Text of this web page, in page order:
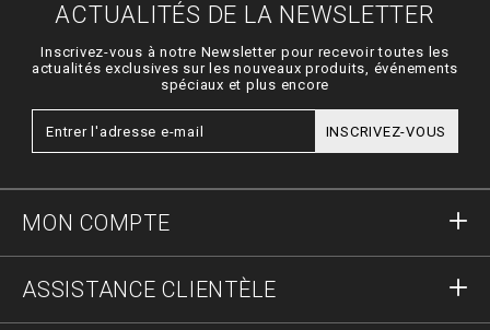
ACTUALITÉS DE LA NEWSLETTER
Inscrivez-vous à notre Newsletter pour recevoir toutes les
actualités exclusives sur les nouveaux produits, événements
spéciaux et plus encore
INSCRIVEZ-VOUS
MON COMPTE
ASSISTANCE CLIENTÈLE